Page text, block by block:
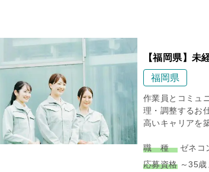
【福岡県】未
福岡県
作業員とコミュ
理・調整するお
高いキャリアを
職 種ゼネコ
応募資格～35歳